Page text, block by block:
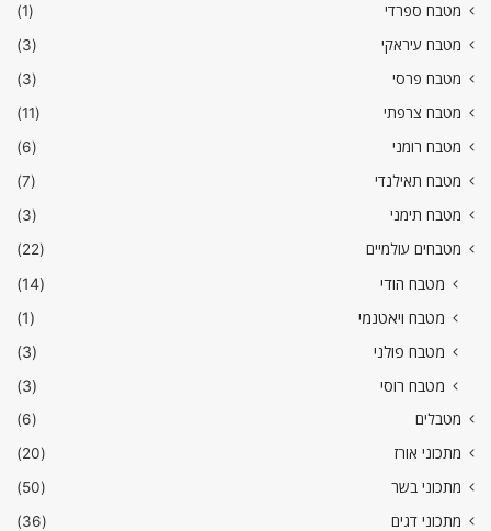
מטבח ספרדי
(1)
מטבח עיראקי
(3)
מטבח פרסי
(3)
מטבח צרפתי
(11)
מטבח רומני
(6)
מטבח תאילנדי
(7)
מטבח תימני
(3)
מטבחים עולמיים
(22)
מטבח הודי
(14)
מטבח ויאטנמי
(1)
מטבח פולני
(3)
מטבח רוסי
(3)
מטבלים
(6)
מתכוני אורז
(20)
מתכוני בשר
(50)
מתכוני דגים
(36)